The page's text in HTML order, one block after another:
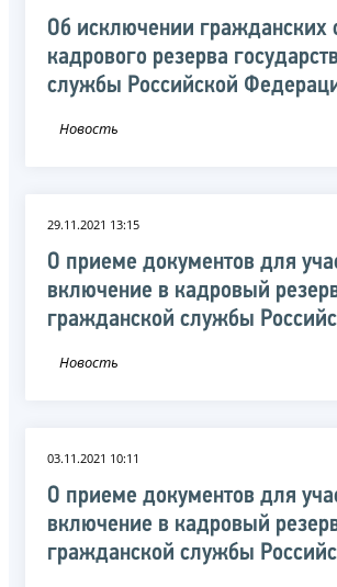
Об исключении
кадрового резерва
службы Российской
Новость
29.11.2021 13:15
О приеме документов для
включение в кадровый
гражданской службы
Новость
03.11.2021 10:11
О приеме документов для
включение в кадровый
гражданской службы